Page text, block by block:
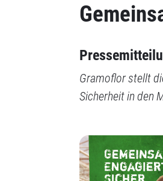
Gramoflor stellt
Sicherheit in den